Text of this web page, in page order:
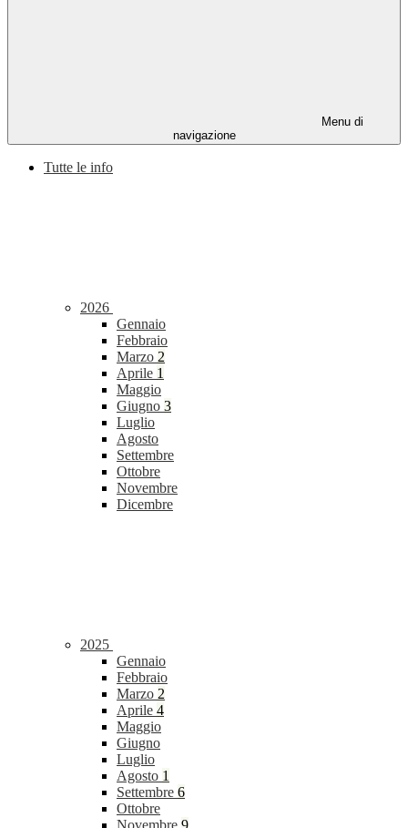
Menu di
navigazione
Tutte le info
2026
Gennaio
Febbraio
Marzo 2
Aprile 1
Maggio
Giugno 3
Luglio
Agosto
Settembre
Ottobre
Novembre
Dicembre
2025
Gennaio
Febbraio
Marzo 2
Aprile 4
Maggio
Giugno
Luglio
Agosto 1
Settembre 6
Ottobre